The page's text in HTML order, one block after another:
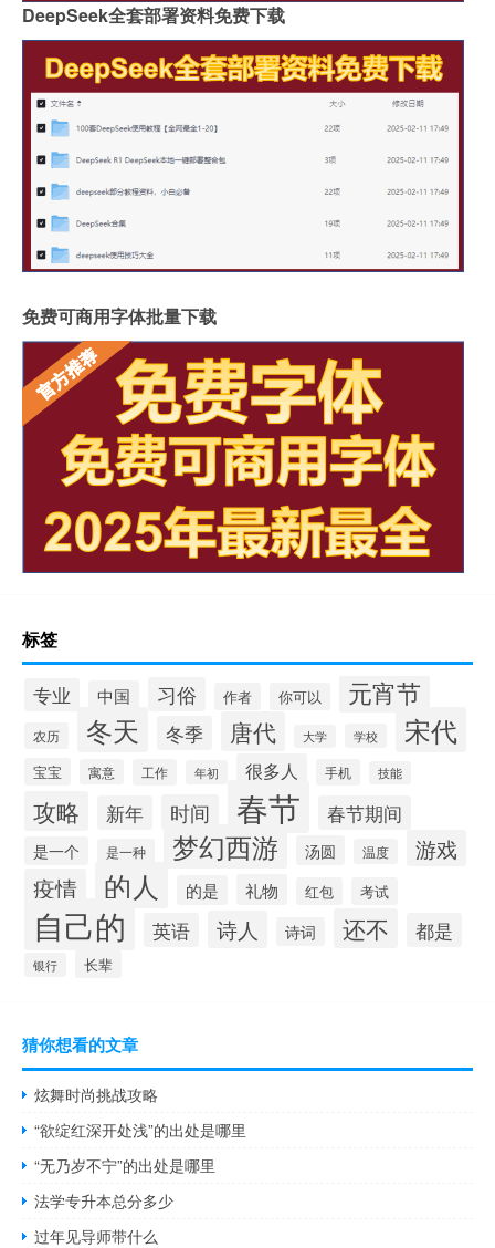
DeepSeek全套部署资料免费下载
免费可商用字体批量下载
标签
专业 中国 习俗 作者 你可以 元宵节
农历 冬天 冬季 唐代 大学 学校 宋代
宝宝 寓意 工作 年初 很多人 手机 技能
攻略 新年 时间 春节 春节期间
是一个 是一种 梦幻西游 汤圆 温度 游戏
疫情 的人 的是 礼物 红包 考试
自己的 英语 诗人 诗词 还不 都是
银行 长辈
猜你想看的文章
炫舞时尚挑战攻略
“欲绽红深开处浅”的出处是哪里
“无乃岁不宁”的出处是哪里
法学专升本总分多少
过年见导师带什么